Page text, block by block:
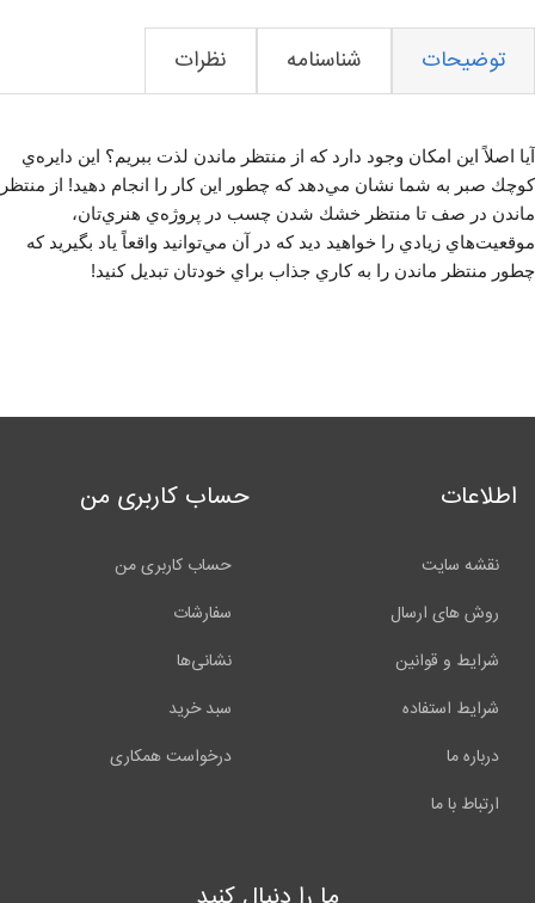
توضیحات شناسنامه نظرات
آيا اصلاً اين امكان وجود دارد كه از منتظر ماندن لذت ببريم؟ اين دايره‌ي
كوچك صبر به شما نشان مي‌دهد كه چطور اين كار را انجام دهيد! از منتظر
ماندن در صف تا منتظر خشك شدن چسب در پروژه‌ي هنري‌تان،
موقعيت‌هاي زيادي را خواهيد ديد كه در آن مي‌توانيد واقعاً ياد بگيريد كه
چطور منتظر ماندن را به كاري جذاب براي خودتان تبديل كنيد!
اطلاعات
نقشه سایت
روش های ارسال
شرایط و قوانین
شرایط استفاده
درباره ما
ارتباط با ما
حساب کاربری من
حساب کاربری من
سفارشات
نشانی‌ها
سبد خرید
درخواست همکاری